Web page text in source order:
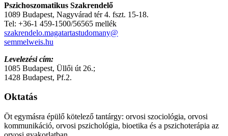
Pszichoszomatikus Szakrendelő
1089 Budapest, Nagyvárad tér 4. fszt. 15-18.
Tel: +36-1 459-1500/56565 mellék
szakrendelo.magatartastudomany@
semmelweis.hu
Levelezési cím:
1085 Budapest, Üllői út 26.;
1428 Budapest, Pf.2.
Oktatás
Öt egymásra épülő kötelező tantárgy: orvosi szociológia, orvosi
kommunikáció, orvosi pszichológia, bioetika és a pszichoterápia az